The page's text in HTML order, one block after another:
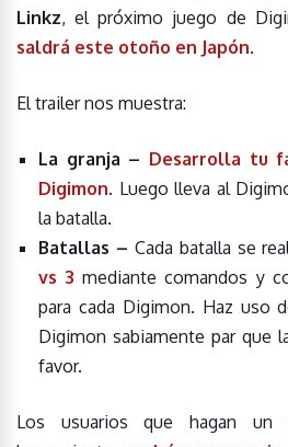
Linkz, el próximo juego de
saldrá este otoño en Japón.
El trailer nos muestra:
La granja – Desarrolla tu
Digimon. Luego lleva al
la batalla.
Batallas – Cada batalla se
vs 3 mediante comandos y
para cada Digimon. Haz uso
Digimon sabiamente par que
favor.
Los usuarios que hagan un